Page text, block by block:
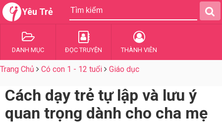
Yêu Trẻ
DANH MỤC ĐỌC TRUYỆN THÀNH VIÊN
Trang Chủ Có con 1 - 12 tuổi Giáo dục
Cách dạy trẻ tự lập và lưu ý
quan trọng dành cho cha mẹ